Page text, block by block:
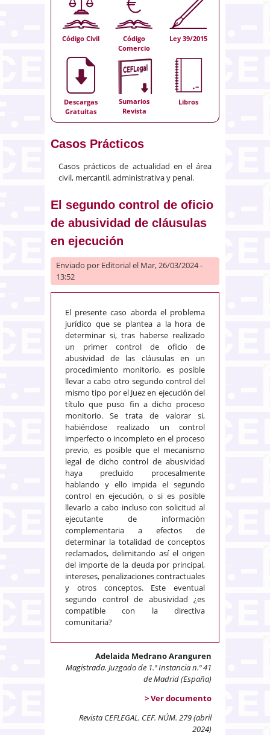
Código Civil
Código
Comercio
Ley 39/2015
Descargas
Gratuitas
Sumarios
Revista
Libros
Casos Prácticos
Casos prácticos de actualidad en el área
civil, mercantil, administrativa y penal.
El segundo control de oficio
de abusividad de cláusulas
en ejecución
Enviado por Editorialel Mar, 26/03/2024 -
13:52
El presente caso aborda el problema
jurídico que se plantea a la hora de
determinar si, tras haberse realizado
un primer control de oficio de
abusividad de las cláusulas en un
procedimiento monitorio, es posible
llevar a cabo otro segundo control del
mismo tipo por el Juez en ejecución del
título que puso fin a dicho proceso
monitorio. Se trata de valorar si,
habiéndose realizado un control
imperfecto o incompleto en el proceso
previo, es posible que el mecanismo
legal de dicho control de abusividad
haya precluido procesalmente
hablando y ello impida el segundo
control en ejecución, o si es posible
llevarlo a cabo incluso con solicitud al
ejecutante de información
complementaria a efectos de
determinar la totalidad de conceptos
reclamados, delimitando así el origen
del importe de la deuda por principal,
intereses, penalizaciones contractuales
y otros conceptos. Este eventual
segundo control de abusividad ¿es
compatible con la directiva
comunitaria?
Adelaida Medrano Aranguren
Magistrada. Juzgado de 1.ª Instancia n.º 41
de Madrid (España)
> Ver documento
Revista CEFLEGAL. CEF. NÚM. 279 (abril
2024)